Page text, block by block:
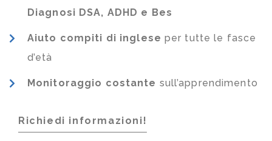
Diagnosi DSA, ADHD e Bes
Aiuto compiti di inglese per tutte le fasce
d’età
Monitoraggio costante sull’apprendimento
Richiedi informazioni!